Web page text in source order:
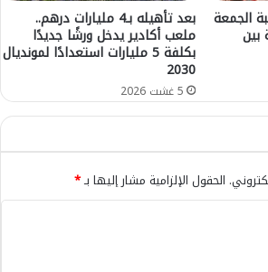
الجمعة
بين
بعد تأهيله بـ4 مليارات درهم..
ملعب أكادير يدخل ورشًا جديدًا
بكلفة 5 مليارات استعدادًا لمونديال
2030
5 غشت 2026
الحقول الإلزامية مشار إليها بـ*